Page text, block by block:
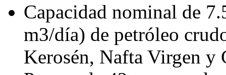
Capacidad nominal de
m3/día) de petróleo
Kerosén, Nafta Virgen y